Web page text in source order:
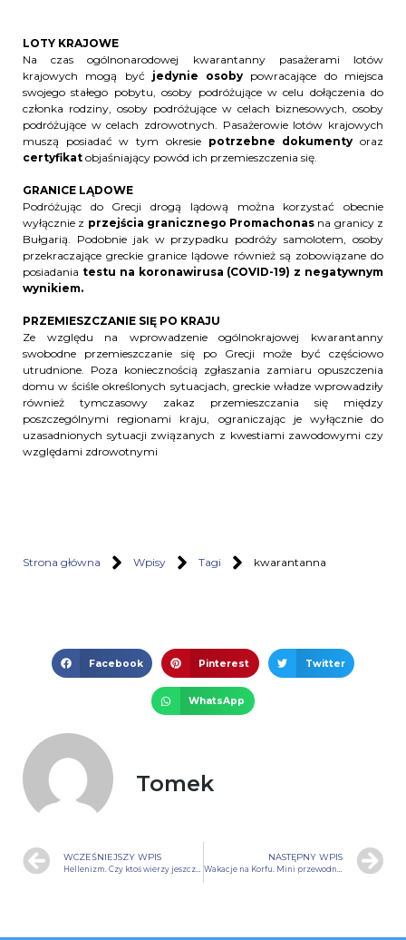
LOTY KRAJOWE
Na czas ogólnonarodowej kwarantanny pasażerami lotów
krajowych mogą być jedynie osoby powracające do miejsca
swojego stałego pobytu, osoby podróżujące w celu dołączenia do
członka rodziny, osoby podróżujące w celach biznesowych, osoby
podróżujące w celach zdrowotnych. Pasażerowie lotów krajowych
muszą posiadać w tym okresie potrzebne dokumenty oraz
certyfikat objaśniający powód ich przemieszczenia się.
GRANICE LĄDOWE
Podróżując do Grecji drogą lądową można korzystać obecnie
wyłącznie z przejścia granicznego Promachonas na granicy z
Bułgarią. Podobnie jak w przypadku podróży samolotem, osoby
przekraczające greckie granice lądowe również są zobowiązane do
posiadania testu na koronawirusa (COVID-19) z negatywnym
wynikiem.
PRZEMIESZCZANIE SIĘ PO KRAJU
Ze względu na wprowadzenie ogólnokrajowej kwarantanny
swobodne przemieszczanie się po Grecji może być częściowo
utrudnione. Poza koniecznością zgłaszania zamiaru opuszczenia
domu w ściśle określonych sytuacjach, greckie władze wprowadziły
również tymczasowy zakaz przemieszczania się między
poszczególnymi regionami kraju, ograniczając je wyłącznie do
uzasadnionych sytuacji związanych z kwestiami zawodowymi czy
względami zdrowotnymi
Strona główna Wpisy Tagi kwarantanna
Facebook Pinterest Twitter
WhatsApp
Tomek
WCZEŚNIEJSZY WPIS NASTĘPNY WPIS